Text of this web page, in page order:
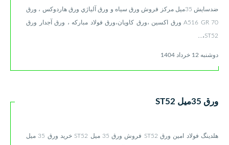
ضدسایش 35میل مركز فروش ورق سياه و ورق آلياژي ورق هاردوکس ، ورق
A516 GR 70 ورق اكسين ،ورق كاويان،ورق فولاد مباركه ، ورق آجدار ورق
ST52،...
دوشنبه 12 خرداد 1404
ورق 35میل ST52
هلدینگ فولاد امین ورق ST52 فروش ورق 35 میل ST52 خرید ورق 35 میل